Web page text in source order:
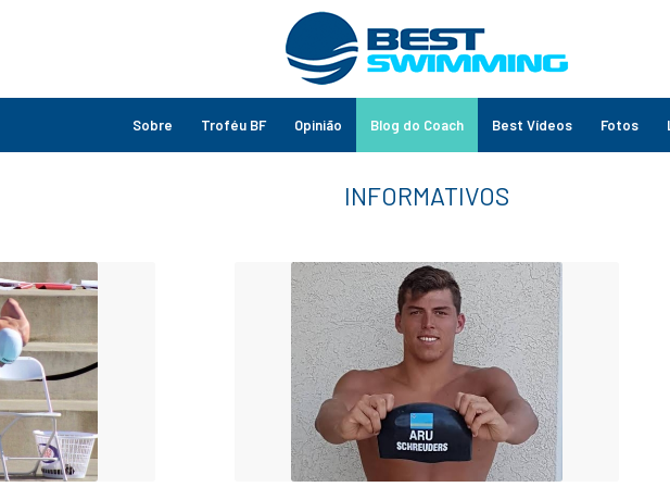
Sobre Troféu BF Opinião Blog do Coach Best Vídeos Fotos